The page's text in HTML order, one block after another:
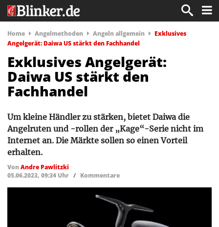
Home Angelmethoden Angeln allgemein
Exklusives
Angelgerät: Daiwa US stärkt den Fachhandel
Exklusives Angelgerät:
Daiwa US stärkt den
Fachhandel
Um kleine Händler zu stärken, bietet Daiwa die
Angelruten und -rollen der „Kage“-Serie nicht im
Internet an. Die Märkte sollen so einen Vorteil
erhalten.
VonAndre Pawlitzki
05.06.2023, 09:34 Uhr / Kommentare